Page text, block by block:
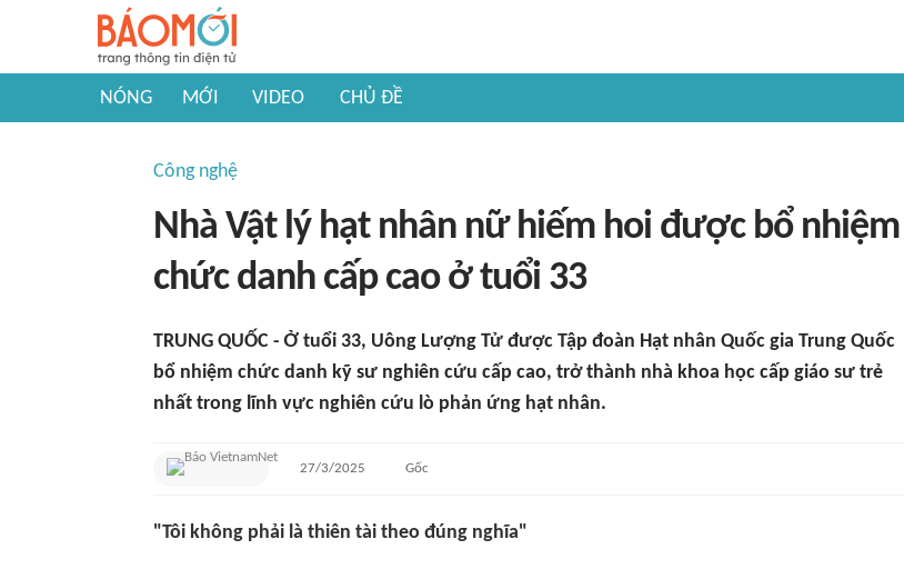
NÓNG MỚI VIDEO CHỦ ĐỀ
Công nghệ
Nhà Vật lý hạt nhân nữ hiếm hoi được bổ nhiệm
chức danh cấp cao ở tuổi 33
TRUNG QUỐC - Ở tuổi 33, Uông Lượng Tử được Tập đoàn Hạt nhân Quốc gia Trung Quốc
bổ nhiệm chức danh kỹ sư nghiên cứu cấp cao, trở thành nhà khoa học cấp giáo sư trẻ
nhất trong lĩnh vực nghiên cứu lò phản ứng hạt nhân.
27/3/2025 Gốc
"Tôi không phải là thiên tài theo đúng nghĩa"